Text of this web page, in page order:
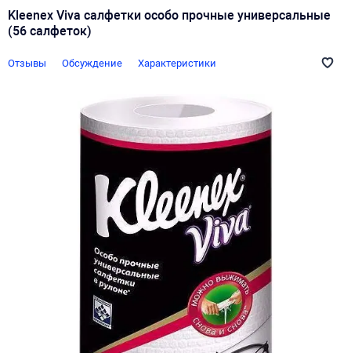
Kleenex Viva салфетки особо прочные универсальные
(56 салфеток)
Отзывы Обсуждение Характеристики